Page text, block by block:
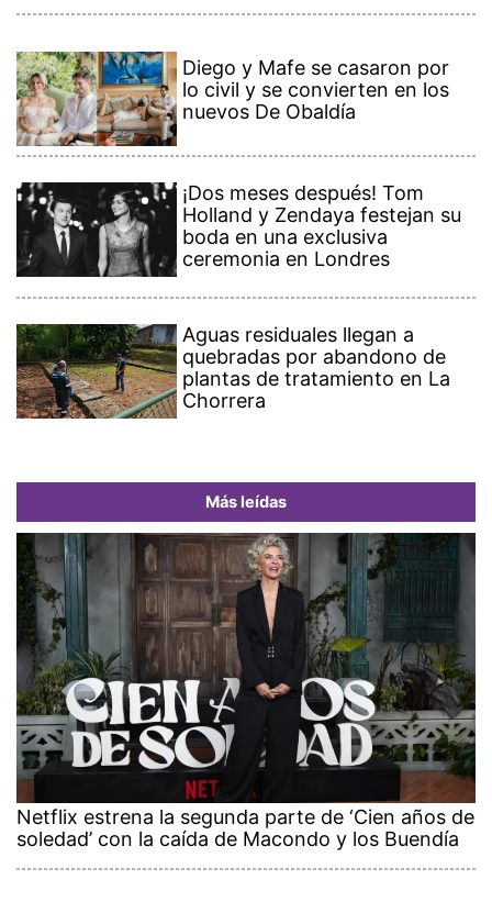
Diego y Mafe se casaron por
lo civil y se convierten en los
nuevos De Obaldía
¡Dos meses después! Tom
Holland y Zendaya festejan su
boda en una exclusiva
ceremonia en Londres
Aguas residuales llegan a
quebradas por abandono de
plantas de tratamiento en La
Chorrera
Más leídas
Netflix estrena la segunda parte de ‘Cien años de
soledad’ con la caída de Macondo y los Buendía